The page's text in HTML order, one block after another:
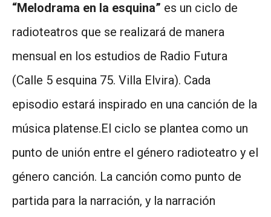
“Melodrama en la esquina” es un ciclo de
radioteatros que se realizará de manera
mensual en los estudios de Radio Futura
(Calle 5 esquina 75. Villa Elvira). Cada
episodio estará inspirado en una canción de la
música platense.El ciclo se plantea como un
punto de unión entre el género radioteatro y el
género canción. La canción como punto de
partida para la narración, y la narración